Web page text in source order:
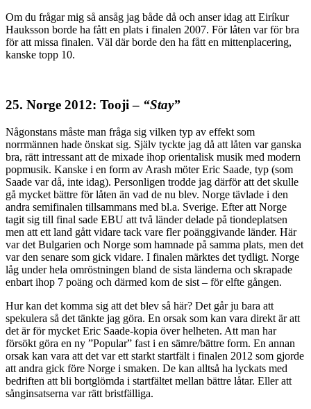
Om du frågar mig så ansåg jag både då och anser idag att Eiríkur
Hauksson borde ha fått en plats i finalen 2007. För låten var för bra
för att missa finalen. Väl där borde den ha fått en mittenplacering,
kanske topp 10.
25. Norge 2012: Tooji – “Stay”
Någonstans måste man fråga sig vilken typ av effekt som
norrmännen hade önskat sig. Själv tyckte jag då att låten var ganska
bra, rätt intressant att de mixade ihop orientalisk musik med modern
popmusik. Kanske i en form av Arash möter Eric Saade, typ (som
Saade var då, inte idag). Personligen trodde jag därför att det skulle
gå mycket bättre för låten än vad de nu blev. Norge tävlade i den
andra semifinalen tillsammans med bl.a. Sverige. Efter att Norge
tagit sig till final sade EBU att två länder delade på tiondeplatsen
men att ett land gått vidare tack vare fler poänggivande länder. Här
var det Bulgarien och Norge som hamnade på samma plats, men det
var den senare som gick vidare. I finalen märktes det tydligt. Norge
låg under hela omröstningen bland de sista länderna och skrapade
enbart ihop 7 poäng och därmed kom de sist – för elfte gången.
Hur kan det komma sig att det blev så här? Det går ju bara att
spekulera så det tänkte jag göra. En orsak som kan vara direkt är att
det är för mycket Eric Saade-kopia över helheten. Att man har
försökt göra en ny ”Popular” fast i en sämre/bättre form. En annan
orsak kan vara att det var ett starkt startfält i finalen 2012 som gjorde
att andra gick före Norge i smaken. De kan alltså ha lyckats med
bedriften att bli bortglömda i startfältet mellan bättre låtar. Eller att
sånginsatserna var rätt bristfälliga.